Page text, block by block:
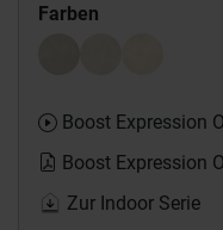
Farben
Boost Expression
Boost Expression
Zur Indoor Serie